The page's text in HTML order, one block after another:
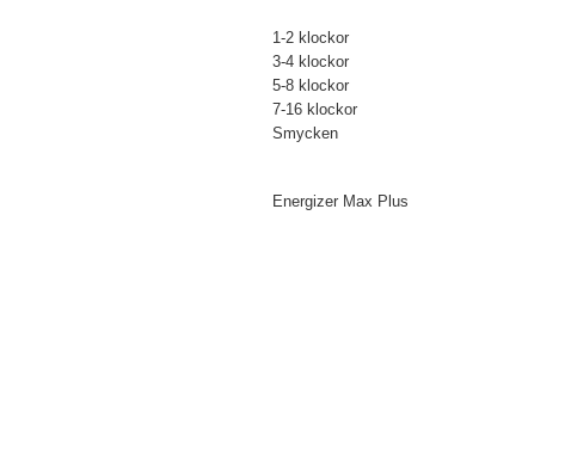
1-2 klockor
3-4 klockor
5-8 klockor
7-16 klockor
Smycken
Energizer Max Plus